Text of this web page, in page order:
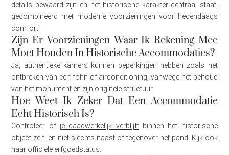
details bewaard zijn en het historische karakter centraal staat,
gecombineerd met moderne voorzieningen voor hedendaags
comfort.
Zijn Er Voorzieningen Waar Ik Rekening Mee
Moet Houden In Historische Accommodaties?
Ja, authentieke kamers kunnen beperkingen hebben zoals het
ontbreken van een föhn of airconditioning, vanwege het behoud
van het monument en zijn originele structuur.
Hoe Weet Ik Zeker Dat Een Accommodatie
Echt Historisch Is?
Controleer of je daadwerkelijk verblijftbinnen het historische
object zelf, en niet slechts naast of tegenover het pand. Kijk ook
naar officiële erfgoedstatus.